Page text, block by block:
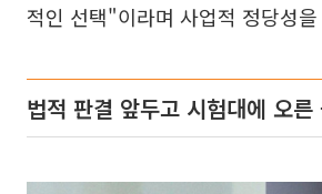
적인 선택"이라며 사업적 정당성
법적 판결 앞두고 시험대에 오른